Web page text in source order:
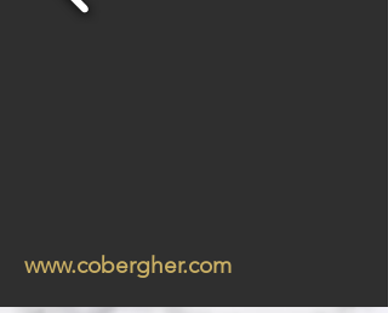
www.cobergher.com